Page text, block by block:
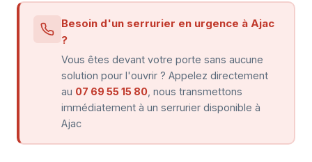
Besoin d'un serrurier en urgence à Ajac
?
Vous êtes devant votre porte sans aucune
solution pour l'ouvrir ? Appelez directement
au 07 69 55 15 80 , nous transmettons
immédiatement à un serrurier disponible à
Ajac